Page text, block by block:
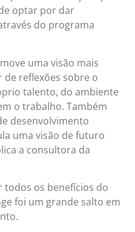
optar por dar
do programa
uma visão mais
reflexões sobre o
talento, do ambiente
o trabalho. Também
desenvolvimento
uma visão de futuro
a consultora da
todos os benefícios do
foi um grande salto em